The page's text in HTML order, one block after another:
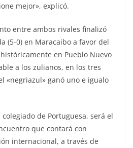
mejor», explicó.
entre ambos rivales finalizó
(5-0) en Maracaibo a favor del
en Pueblo Nuevo
a los zulianos, en los tres
«negriazul» ganó uno e igualo
de Portuguesa, será el
que contará con
internacional, a través de